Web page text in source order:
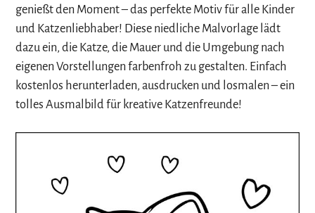
genießt den Moment – das perfekte Motiv für alle Kinder
und Katzenliebhaber! Diese niedliche Malvorlage lädt
dazu ein, die Katze, die Mauer und die Umgebung nach
eigenen Vorstellungen farbenfroh zu gestalten. Einfach
kostenlos herunterladen, ausdrucken und losmalen – ein
tolles Ausmalbild für kreative Katzenfreunde!